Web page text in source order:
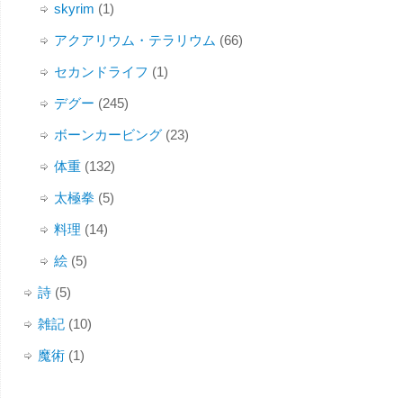
skyrim (1)
アクアリウム・テラリウム (66)
セカンドライフ (1)
デグー (245)
ボーンカービング(23)
体重(132)
太極拳 (5)
料理 (14)
絵(5)
詩(5)
雑記(10)
魔術(1)